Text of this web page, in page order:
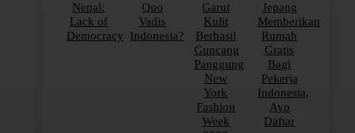
Nepal:
Lack of
Democracy
Quo
Vadis
Indonesia?
Garut
Kulit
Berhasil
Guncang
Panggung
New
York
Fashion
Week
Jepang
Memberikan
Rumah
Gratis
Bagi
Pekerja
Indonesia,
Ayo
Daftar